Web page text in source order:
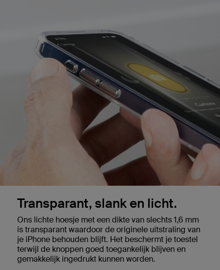
Transparant, slank en licht.
Ons lichte hoesje met een dikte van slechts 1,6 mm
is transparant waardoor de originele uitstraling van
je iPhone behouden blijft. Het beschermt je toestel
terwijl de knoppen goed toegankelijk blijven en
gemakkelijk ingedrukt kunnen worden.